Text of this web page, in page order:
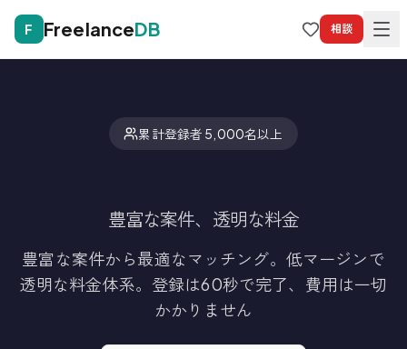
F FreelanceDB 相談
累計登録者 5,000名以上
豊富な案件、透明な料金
豊富な案件から最適なマッチング。低マージンで
透明な料金体系。 登録は60秒で完了、費用は一切
かかりません